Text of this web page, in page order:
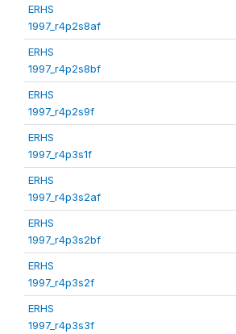
ERHS
1997_r4p2s8af
ERHS
1997_r4p2s8bf
ERHS
1997_r4p2s9f
ERHS
1997_r4p3s1f
ERHS
1997_r4p3s2af
ERHS
1997_r4p3s2bf
ERHS
1997_r4p3s2f
ERHS
1997_r4p3s3f